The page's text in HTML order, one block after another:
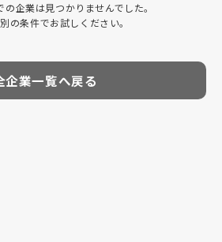
の企業は見つかりませんでした。
の条件でお試しください。
企業一覧へ戻る